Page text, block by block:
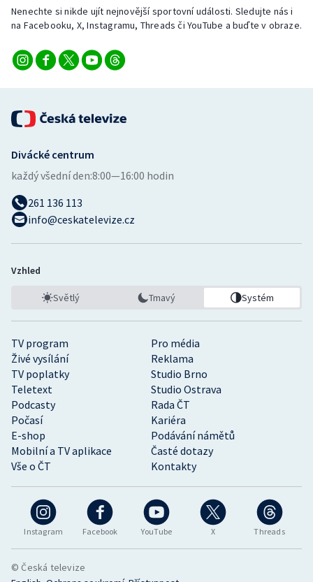
Veslování
Vodní slalom
Nenechte si nikde ujít nejnovější sportovní události. Sledujte nás i
na Facebooku, X, Instagramu, Threads či YouTube a buďte v obraze.
Instagram Facebook YouTube X Threads
TV program
Pro média
Živé vysílání
Reklama
TV poplatky
Studio Brno
Teletext
Studio Ostrava
Podcasty
Rada ČT
Počasí
Kariéra
E-shop
Podávání námětů
Mobilní a TV aplikace
Časté dotazy
Vše o ČT
Kontakty
Divácké centrum
každý všední den:8:00—16:00 hodin
261 136 113
info@ceskatelevize.cz
Vzhled
Světlý Tmavý Systém
© Česká televize